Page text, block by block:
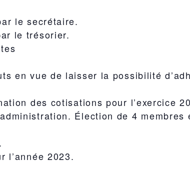
le secrétaire.
le trésorier.
en vue de laisser la possibilité
des cotisations pour l’exercice
Élection de 4
l’année 2023.